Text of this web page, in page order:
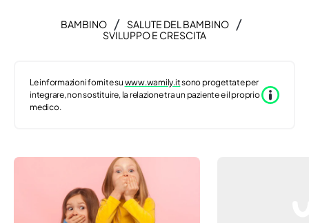
BAMBINO / SALUTE DEL BAMBINO /
SVILUPPO E CRESCITA
Le informazioni fornite su www.wamily.itsono progettate per
integrare, non sostituire, la relazione tra un paziente e il proprio
medico.